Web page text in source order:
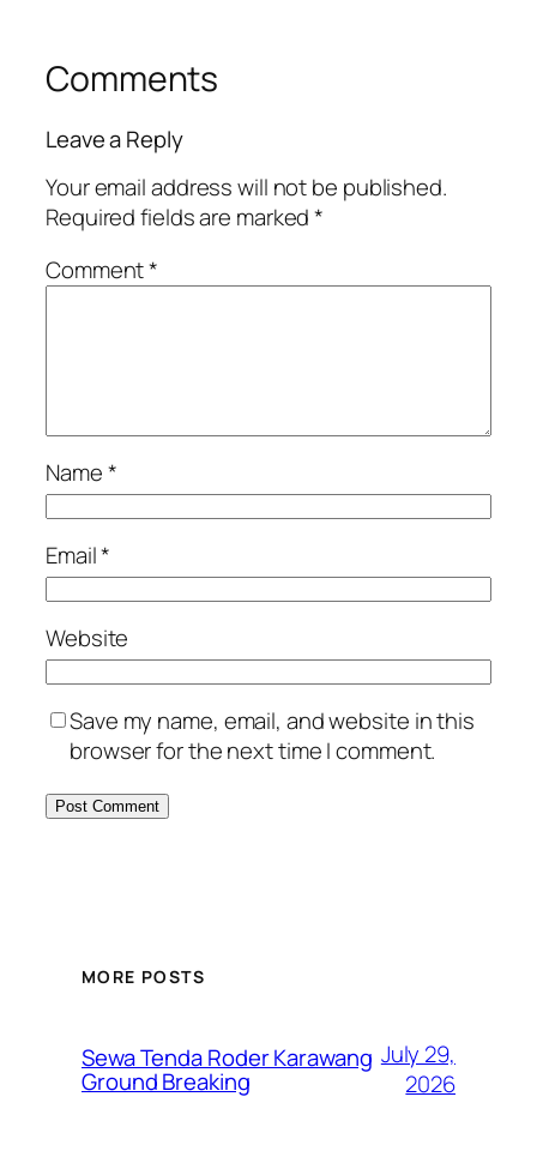
Comments
Leave a Reply
Your email address will not be published.
Required fields are marked*
Comment*
Name*
Email*
Website
Save my name, email, and website in this
browser for the next time I comment.
MORE POSTS
Sewa Tenda Roder Karawang
Ground Breaking
July 29,
2026